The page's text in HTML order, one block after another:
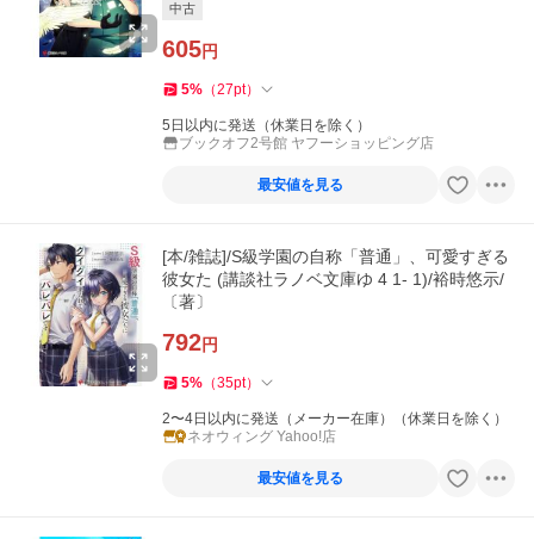
中古
605円
5% （27pt）
5日以内に発送（休業日を除く）
ブックオフ2号館 ヤフーショッピング店
最安値を見る
[本/雑誌]/S級学園の自称「普通」、可愛すぎる
彼女た (講談社ラノベ文庫ゆ 4 1- 1)/裕時悠示/
〔著〕
792円
5% （35pt）
2〜4日以内に発送（メーカー在庫）（休業日を除く）
ネオウィング Yahoo!店
最安値を見る